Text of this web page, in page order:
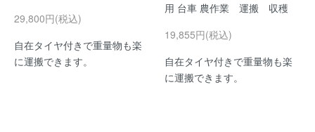
29,800円(税込)
自在タイヤ付きで重量物も楽
に運搬できます。
用 台車 農作業 運搬 収穫
19,855円(税込)
自在タイヤ付きで重量物も楽
に運搬できます。